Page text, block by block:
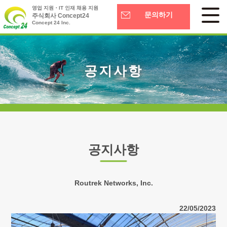
영업 지원・IT 인재 채용 지원
주식회사 Concept24
Concept 24 Inc.
문의하기
공지사항
공지사항
Routrek Networks, Inc.
22/05/2023